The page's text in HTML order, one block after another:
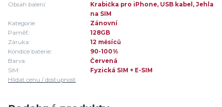
Obsah balení:
Krabička pro iPhone, USB kabel, Jehla
na SIM
Kategorie:
Zánovní
Paměť:
128GB
Záruka:
12 měsíců
Kondice baterie:
90-100%
Barva:
Červená
SIM:
Fyzická SIM + E-SIM
Hlídat cenu / dostupnost